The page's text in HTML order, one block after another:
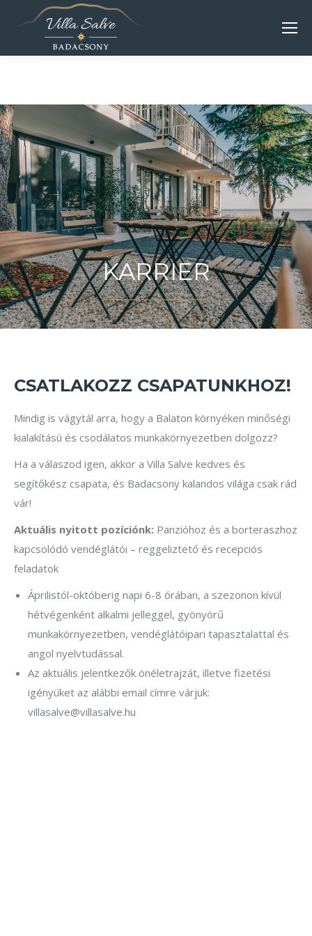
KARRIER
CSATLAKOZZ CSAPATUNKHOZ!
Mindig is vágytál arra, hogy a Balaton környéken minőségi
kialakítású és csodálatos munkakörnyezetben dolgozz?
Ha a válaszod igen, akkor a Villa Salve kedves és
segítőkész csapata, és Badacsony kalandos világa csak rád
vár!
Aktuális nyitott pozíciónk: Panzióhoz és a borteraszhoz
kapcsolódó vendéglátói – reggeliztető és recepciós
feladatok
Áprilistól-októberig napi 6-8 órában, a szezonon kívül
hétvégenként alkalmi jelleggel, gyönyörű
munkakörnyezetben, vendéglátóipari tapasztalattal és
angol nyelvtudással.
Az aktuális jelentkezők önéletrajzát, illetve fizetési
igényüket az alábbi email címre várjuk:
villasalve@villasalve.hu